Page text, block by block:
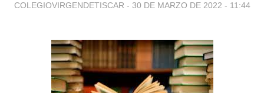
COLEGIOVIRGENDETISCAR - 30 DE MARZO DE 2022 - 11:44